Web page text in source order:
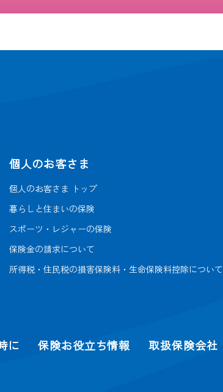
個人のお客さま
個人のお客さま トップ
暮らしと住まいの保険
スポーツ・レジャーの保険
保険金の請求について
所得税・住民税の損害保険料・生命保険料控除について
に 保険お役立ち情報 取扱保険会社